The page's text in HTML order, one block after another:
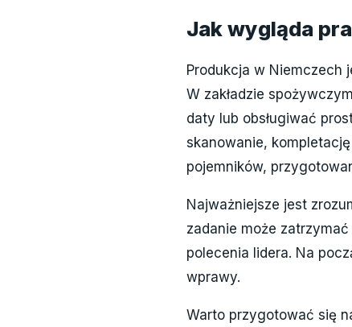
Jak wygląda
Produkcja w Niemczech
W zakładzie
daty lub obsługiwać
skanowanie,
pojemników,
Najważniejsze jest
zadanie może
polecenia lidera. Na
wprawy.
Warto przygotować się